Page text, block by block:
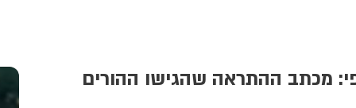
מכתב ההתראה שהגישו ההורים